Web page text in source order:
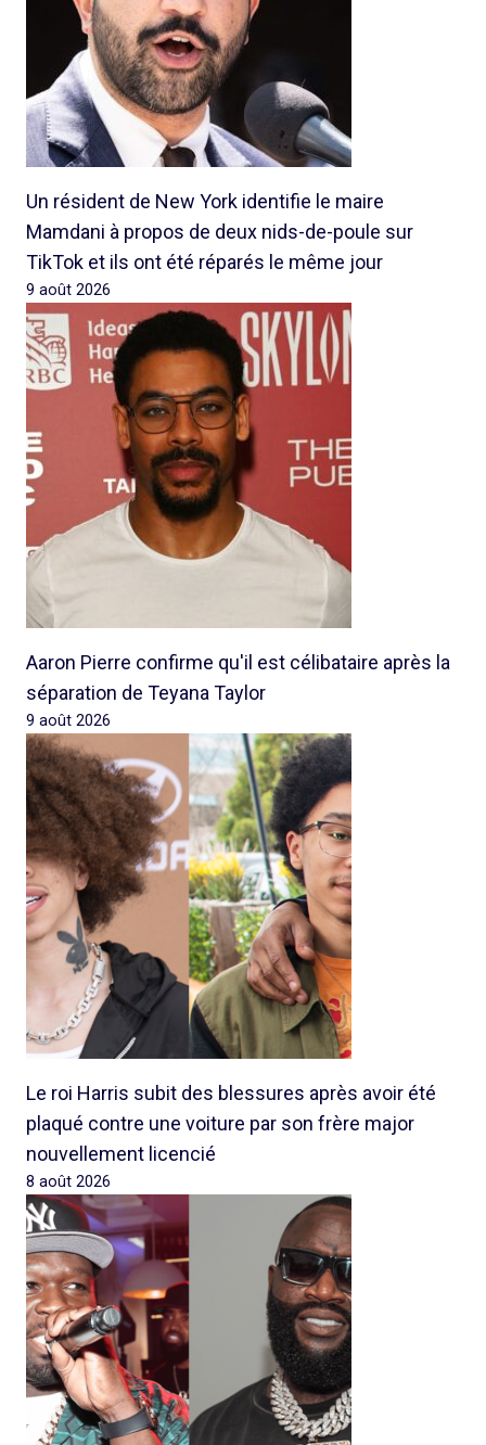
Un résident de New York identifie le maire
Mamdani à propos de deux nids-de-poule sur
TikTok et ils ont été réparés le même jour
9 août 2026
Aaron Pierre confirme qu'il est célibataire après la
séparation de Teyana Taylor
9 août 2026
Le roi Harris subit des blessures après avoir été
plaqué contre une voiture par son frère major
nouvellement licencié
8 août 2026